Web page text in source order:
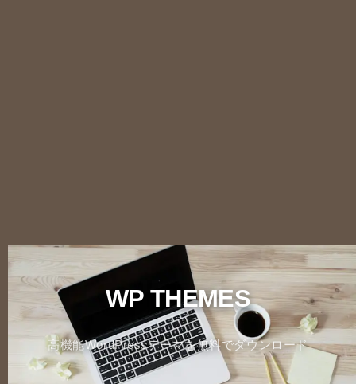
WP THEMES
高機能WordPressテーマを無料でダウンロード